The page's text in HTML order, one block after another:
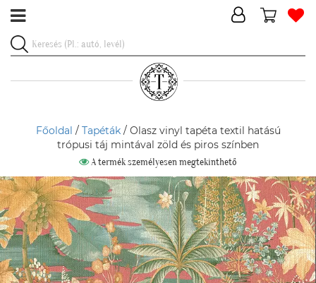
Főoldal / Tapéták/ Olasz vinyl tapéta textil hatású
trópusi táj mintával zöld és piros színben
A termék személyesen megtekinthető